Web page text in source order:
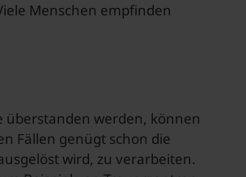
Menschen empfinden
überstanden werden, können
Fällen genügt schon die
wird, zu verarbeiten.